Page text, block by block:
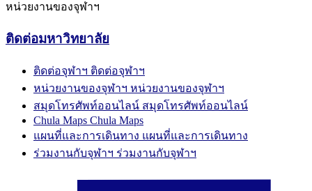
หน่วยงานของจุฬาฯ
ติดต่อมหาวิทยาลัย
ติดต่อจุฬาฯ ติดต่อจุฬาฯ
หน่วยงานของจุฬาฯ หน่วยงานของจุฬาฯ
สมุดโทรศัพท์ออนไลน์ สมุดโทรศัพท์ออนไลน์
Chula Maps Chula Maps
แผนที่และการเดินทาง แผนที่และการเดินทาง
ร่วมงานกับจุฬาฯ ร่วมงานกับจุฬาฯ